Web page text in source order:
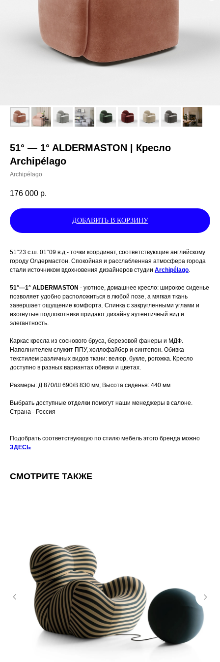
51° — 1° ALDERMASTON | Кресло
Archipélago
Archipélago
176 000 р.
ДОБАВИТЬ В КОРЗИНУ
51°23 с.ш. 01°09 в.д - точки координат, соответствующие английскому
городу Олдермастон. Спокойная и расслабленная атмосфера города
стали источником вдохновения дизайнеров студии Archipélago.
51°—1° ALDERMASTON - уютное, домашнее кресло: широкое сиденье
позволяет удобно расположиться в любой позе, а мягкая ткань
завершает ощущение комфорта. Спинка с закругленными углами и
изогнутые подлокотники придают дизайну аутентичный вид и
элегантность.
Каркас кресла из соснового бруса, березовой фанеры и МДФ.
Наполнителем служит ППУ, холлофайбер и синтепон. Обивка
текстилем различных видов ткани: велюр, букле, рогожка. Кресло
доступно в разных вариантах обивки и цветах.
Размеры: Д 870/Ш 690/В 830 мм; Высота сиденья: 440 мм
Выбрать доступные отделки помогут наши менеджеры в салоне.
Страна - Россия
Подобрать соответствующую по стилю мебель этого бренда можно
ЗДЕСЬ
СМОТРИТЕ ТАКЖЕ